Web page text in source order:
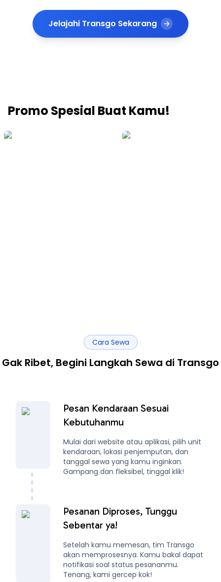
Jelajahi Transgo Sekarang
Promo Spesial Buat Kamu!
Cara Sewa
Gak Ribet, Begini Langkah Sewa di Transgo
Pesan Kendaraan Sesuai
Kebutuhanmu
Mulai dari website atau aplikasi, pilih unit
kendaraan, lokasi penjemputan, dan
tanggal sewa yang kamu inginkan.
Gampang dan fleksibel, tinggal klik!
Pesanan Diproses, Tunggu
Sebentar ya!
Setelah kamu memesan, tim Transgo
akan memprosesnya. Kamu bakal dapat
notifikasi soal status pesananmu.
Tenang, kami gercep kok!